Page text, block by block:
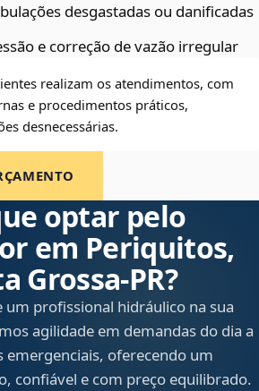
desgastadas ou danificadas
e correção de vazão irregular
realizam os atendimentos, com
e procedimentos práticos,
desnecessárias.
optar pelo
em Periquitos,
Grossa‑PR?
um profissional hidráulico na sua
agilidade em demandas do dia a
emergenciais, oferecendo um
confiável e com preço equilibrado.